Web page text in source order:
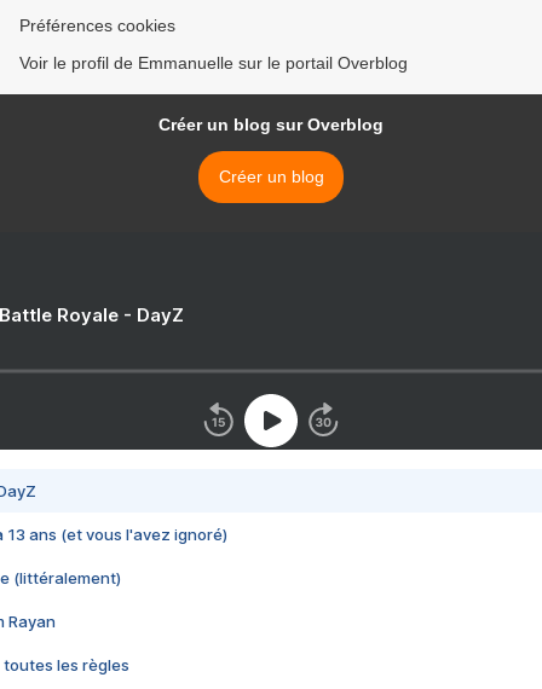
Préférences cookies
Voir le profil de Emmanuelle sur le portail Overblog
Créer un blog sur Overblog
Créer un blog
Royale - DayZ
13 ans (et vous l'avez ignoré)
(littéralement)
Rayan
toutes les règles